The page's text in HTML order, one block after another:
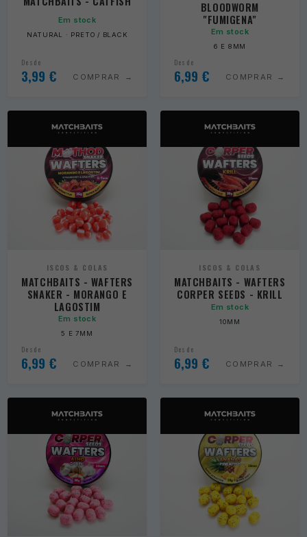
Em stock
NATURAL · PRETO / BLACK
Desde
3,99 € COMPRAR
BLOODWORM
"FUMIGENA"
Em stock
6 E 8MM
Desde
6,99 € COMPRAR
ISCOS & COLAS
MATCHBAITS - WAFTERS
SNAKER - MORANGO E
LAGOSTIM
Em stock
5 E 7MM
Desde
6,99 € COMPRAR
ISCOS & COLAS
MATCHBAITS - WAFTERS
CORPER SEEDS - KRILL
Em stock
10MM
Desde
6,99 € COMPRAR